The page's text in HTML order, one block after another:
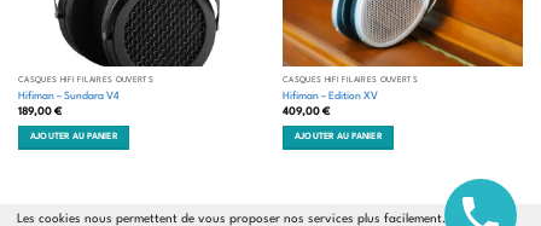
CASQUES HIFI FILAIRES OUVERTS
Hifiman – Sundara V4
189,00 €
AJOUTER AU PANIER
CASQUES HIFI FILAIRES OUVERTS
Hifiman – Edition XV
409,00 €
AJOUTER AU PANIER
Les cookies nous permettent de vous proposer nos services plus facilement. En